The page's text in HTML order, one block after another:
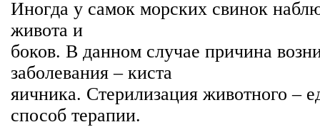
Иногда у самок морских свинок
живота и
боков. В данном случае причина
заболевания – киста
яичника. Стерилизация животного –
способ терапии.